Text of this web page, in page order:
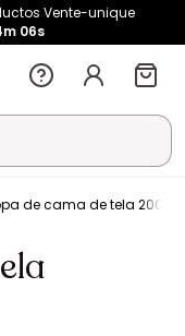
Vente-unique
05s
de cama de tela